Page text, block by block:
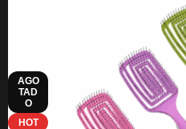
AGO
TAD
O
HOT